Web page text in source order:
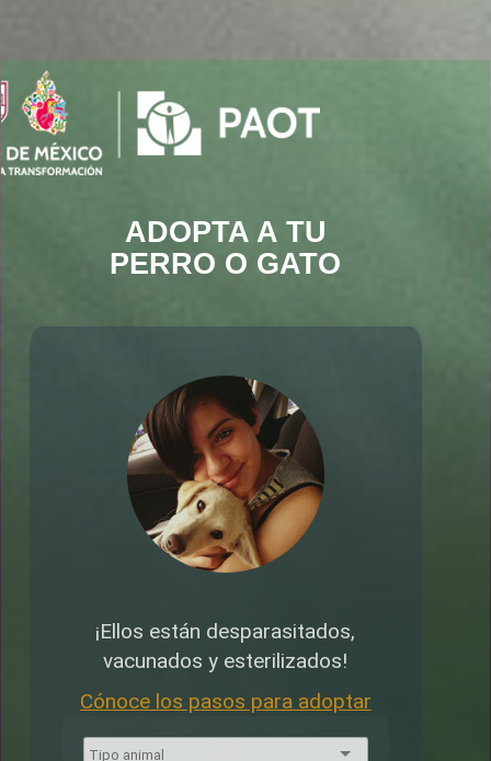
ADOPTA A TU
PERRO O GATO
¡Ellos están desparasitados,
vacunados y esterilizados!
Cónoce los pasos para adoptar